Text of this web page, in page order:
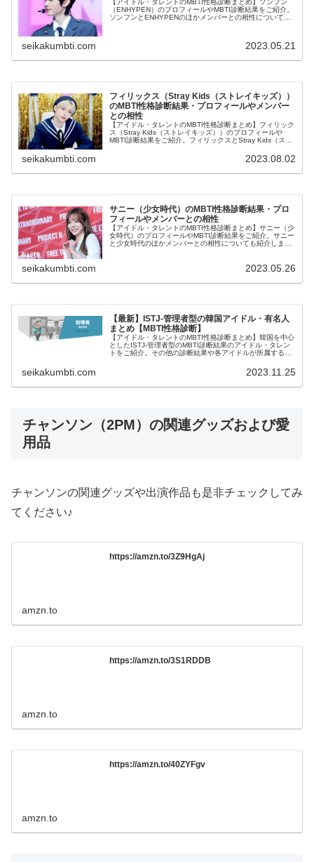
（ENHYPEN）のプロフィールやMBTI診断結果をご紹介。
ソンフンとENHYPENのほかメンバーとの相性についても
seikakumbti.com 2023.05.21
フィリックス（Stray Kids（ストレイキッズ））
のMBTI性格診断結果・プロフィールやメンバー
との相性
【アイドル・タレントのMBTI性格診断まとめ】フィリック
ス（Stray Kids（ストレイキッズ））のプロフィールや
MBTI診断結果をご紹介。フィリックスとStray Kids（スト
seikakumbti.com 2023.08.02
サニー（少女時代）のMBTI性格診断結果・プロ
フィールやメンバーとの相性
【アイドル・タレントのMBTI性格診断まとめ】サニー（少
女時代）のプロフィールやMBTI診断結果をご紹介。サニー
と少女時代のほかメンバーとの相性についても紹介しま
seikakumbti.com 2023.05.26
【最新】ISTJ-管理者型の韓国アイドル・有名人
まとめ【MBTI性格診断】
【アイドル・タレントのMBTI性格診断まとめ】韓国を中心
としたISTJ-管理者型のMBTI診断結果のアイドル・タレン
トをご紹介。その他の診断結果や各アイドルが所属するグ
seikakumbti.com 2023.11.25
チャンソン（2PM）の関連グッズおよび愛
用品
チャンソンの関連グッズや出演作品も是非チェックしてみ
てください♪
https://amzn.to/3Z9HgAj
amzn.to
https://amzn.to/3S1RDDB
amzn.to
https://amzn.to/40ZYFgv
amzn.to